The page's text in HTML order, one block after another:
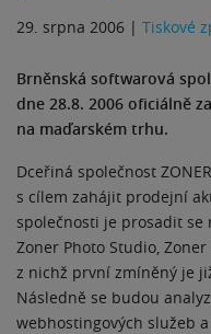
29. srpna 2006 | Tiskové
Brněnská softwarová
dne 28.8. 2006 oficiálně
na maďarském trhu.
Dceřiná společnost
s cílem zahájit prodejní
společnosti je prosadit
Zoner Photo Studio,
z nichž první zmíněný je
Následně se budou
webhostingových služeb